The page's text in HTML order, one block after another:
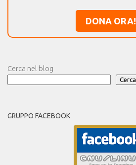
DONA ORA!
Cerca nel blog
Cerca
GRUPPO FACEBOOK